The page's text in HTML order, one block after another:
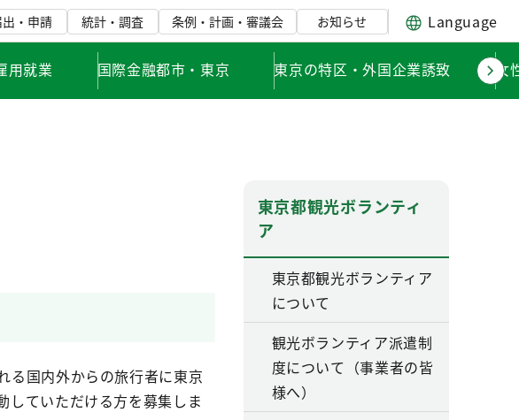
出・申請 統計・調査 条例・計画・審議会 お知らせ Language
用就業 国際金融都市・東京 東京の特区・外国企業誘致 女
る国内外からの旅行者に東京
していただける方を募集しま
東京都観光ボランティ
ア
東京都観光ボランティア
について
観光ボランティア派遣制
度について（事業者の皆
様へ）